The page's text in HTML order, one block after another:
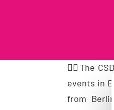
🏳️‍🌈The
events in
from